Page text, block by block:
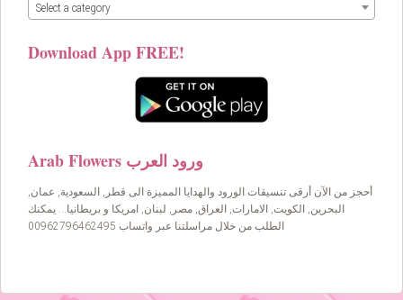
Select a category
Download App FREE!
Arab Flowers ورود العرب
أحجز من الآن أرقى تنسيقات الورود والهدايا المميزة الى قطر, السعودية, عمان,
البحرين, الكويت, الامارات, العراق, مصر, لبنان, امريكا و بريطانيا… يمكنك
الطلب من خلال مراسلتنا عبر واتساب 00962796462495